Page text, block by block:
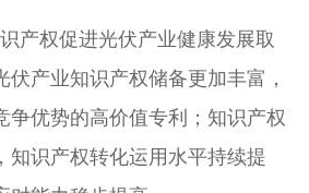
伏产业知识产权储备更加丰富，
争优势的高价值专利；知识产权
知识产权转化运用水平持续提